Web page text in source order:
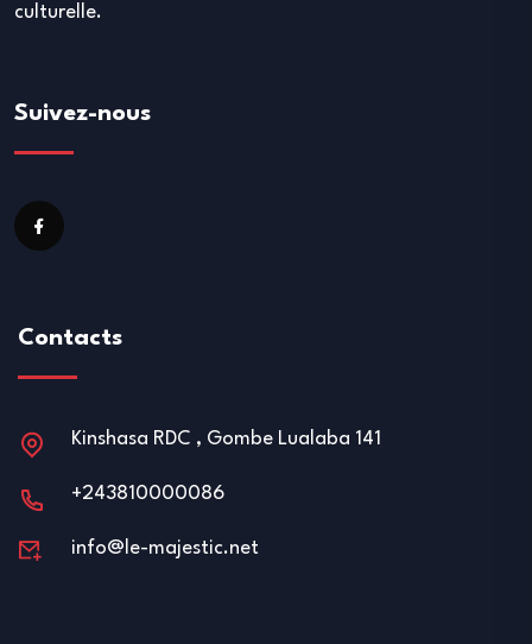
culturelle.
Suivez-nous
Contacts
Kinshasa RDC , Gombe Lualaba 141
+243810000086
info@le-majestic.net